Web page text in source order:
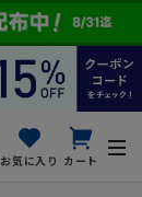
お気に入り カート